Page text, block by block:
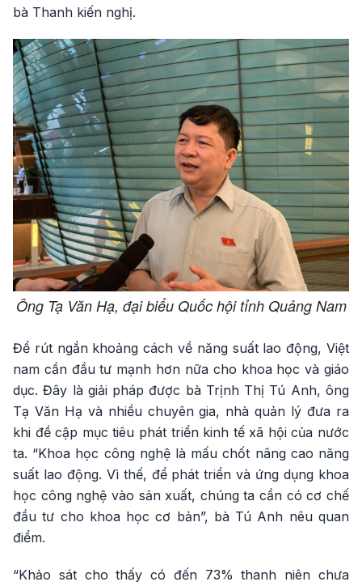
bà Thanh kiến nghị.
Ông Tạ Văn Hạ, đại biểu Quốc hội tỉnh Quảng Nam
Để rút ngắn khoảng cách về năng suất lao động, Việt
nam cần đầu tư mạnh hơn nữa cho khoa học và giáo
dục. Đây là giải pháp được bà Trịnh Thị Tú Anh, ông
Tạ Văn Hạ và nhiều chuyên gia, nhà quản lý đưa ra
khi đề cập mục tiêu phát triển kinh tế xã hội của nước
ta. “Khoa học công nghệ là mấu chốt nâng cao năng
suất lao động. Vì thế, để phát triển và ứng dụng khoa
học công nghệ vào sản xuất, chúng ta cần có cơ chế
đầu tư cho khoa học cơ bản”, bà Tú Anh nêu quan
điểm.
“Khảo sát cho thấy có đến 73% thanh niên chưa